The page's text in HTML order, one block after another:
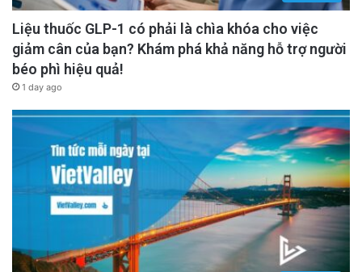
Liệu thuốc GLP-1 có phải là chìa khóa cho việc
giảm cân của bạn? Khám phá khả năng hỗ trợ người
béo phì hiệu quả!
1 day ago